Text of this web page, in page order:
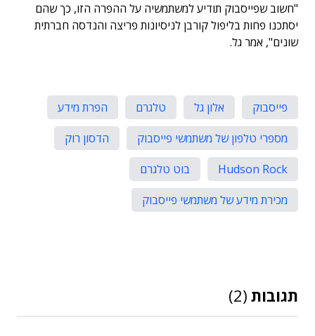
"חשוב שפייסבוק תודיע למשתמשיה על ההפרה הזו, כך שהם
יסתכנו פחות בליפול קורבן לניסיונות פריצה והנדסה חברתית
שונים", אמר גל.
פייסבוק אלון גל טלגרם
הפרת מידע
מספרי טלפון של משתמשי פייסבוק
הדסון רוק
Hudson Rock
בוט טלגרם
מכירת מידע של משתמשי פייסבוק
תגובות (2)